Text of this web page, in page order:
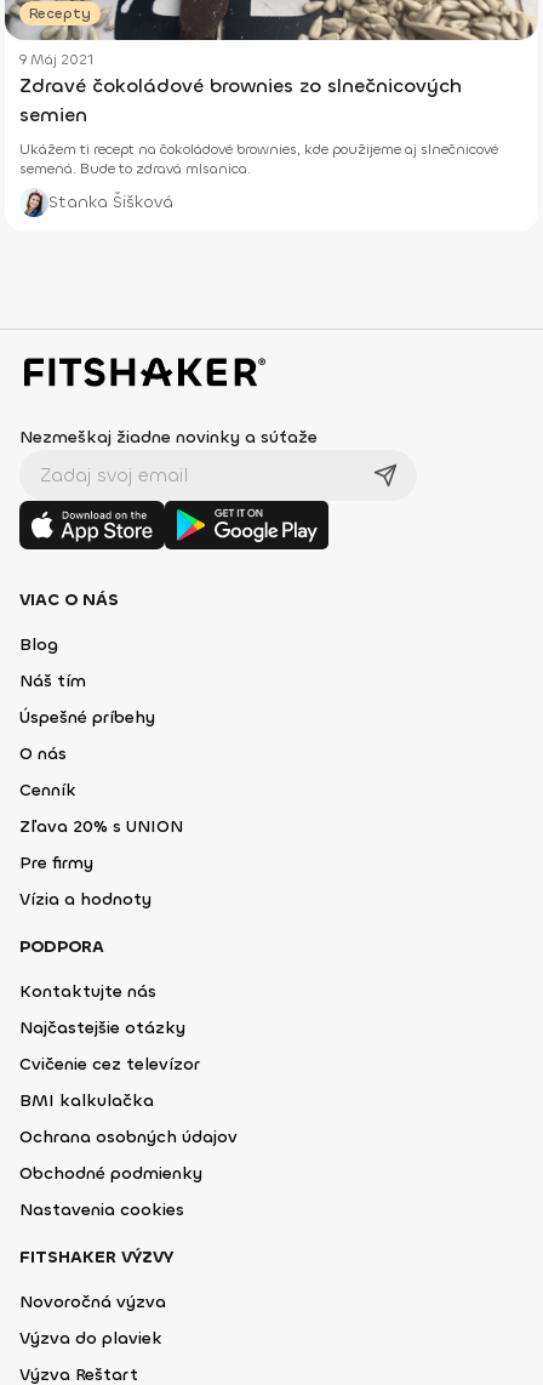
Recepty
9 Máj 2021
Zdravé čokoládové brownies zo slnečnicových
semien
Ukážem ti recept na čokoládové brownies, kde použijeme aj slnečnicové
semená. Bude to zdravá mlsanica.
Stanka Šišková
Nezmeškaj žiadne novinky a súťaže
VIAC O NÁS
Blog
Náš tím
Úspešné príbehy
O nás
Cenník
Zľava 20% s UNION
Pre firmy
Vízia a hodnoty
PODPORA
Kontaktujte nás
Najčastejšie otázky
Cvičenie cez televízor
BMI kalkulačka
Ochrana osobných údajov
Obchodné podmienky
Nastavenia cookies
FITSHAKER VÝZVY
Novoročná výzva
Výzva do plaviek
Výzva Reštart